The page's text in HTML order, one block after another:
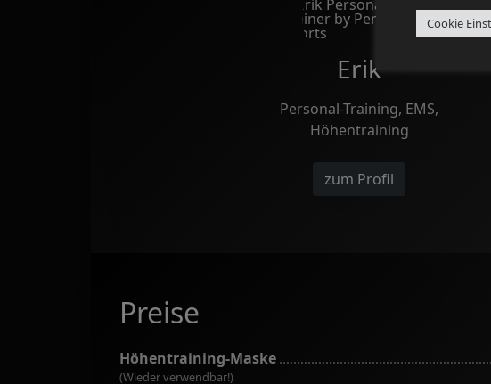
Erik
Personal-Training, EMS,
Höhentraining
zum Profil
Preise
Höhentraining-Maske
(Wieder verwendbar!)
Cookie